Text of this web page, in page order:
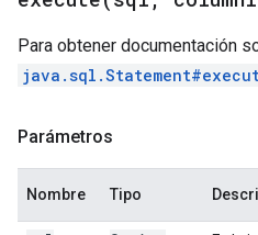
Para obtener documentación
Parámetros
Nombre Tipo